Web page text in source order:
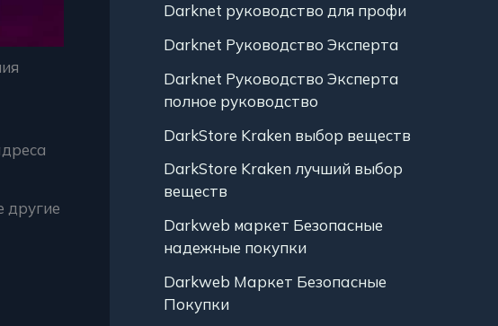
другие
Darknet руководство для профи
Darknet Руководство Эксперта
Darknet Руководство Эксперта
полное руководство
DarkStore Kraken выбор веществ
DarkStore Kraken лучший выбор
веществ
Darkweb маркет Безопасные
надежные покупки
Darkweb Маркет Безопасные
Покупки